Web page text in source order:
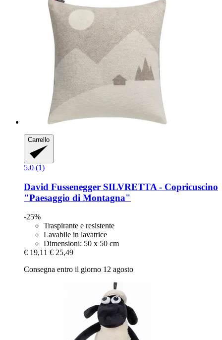
Carrello
5.0 (1)
David Fussenegger SILVRETTA -​ Copricuscino
"Paesaggio di Montagna"
-25%
Traspirante e resistente
Lavabile in lavatrice
Dimensioni: 50 x 50 cm
€ 19,11 € 25,49
Consegna entro il giorno 12 agosto